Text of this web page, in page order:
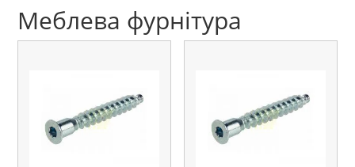
Меблева фурнітура